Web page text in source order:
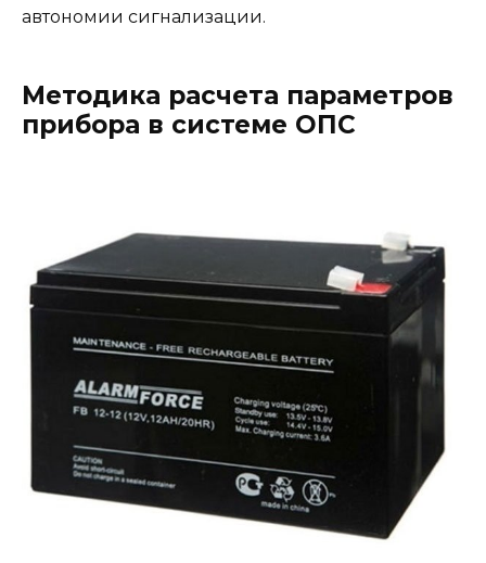
автономии сигнализации.
Методика расчета параметров
прибора в системе ОПС